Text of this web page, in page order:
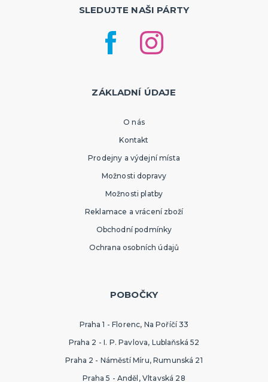
SLEDUJTE NAŠI PÁRTY
ZÁKLADNÍ ÚDAJE
O nás
Kontakt
Prodejny a výdejní místa
Možnosti dopravy
Možnosti platby
Reklamace a vrácení zboží
Obchodní podmínky
Ochrana osobních údajů
POBOČKY
Praha 1 - Florenc, Na Poříčí 33
Praha 2 - I. P. Pavlova, Lublaňská 52
Praha 2 - Náměstí Míru, Rumunská 21
Praha 5 - Anděl, Vltavská 28